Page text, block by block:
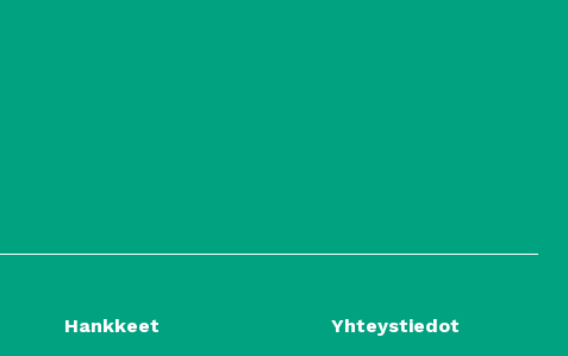
Hankkeet Yhteystiedot